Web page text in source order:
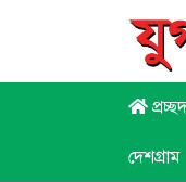
প্রচ্ছদ
দেশগ্রাম